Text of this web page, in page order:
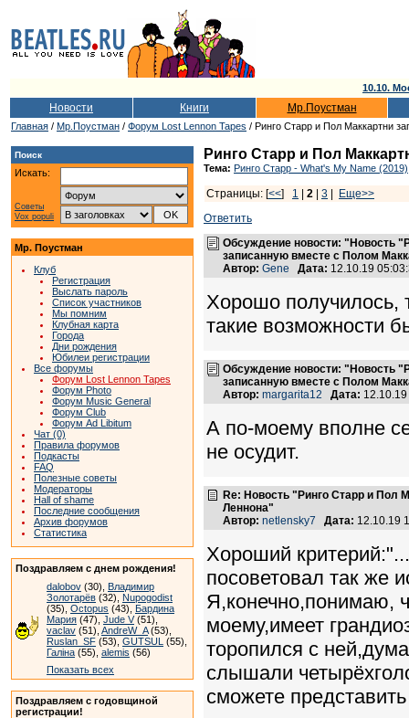
10.10.
Новости Книги Мр.Поустман
Главная / Мр.Поустман / Форум Lost Lennon Tapes / Ринго Старр и Пол Маккартни
Поиск
Искать:
Советы
Vox populi
Мр. Поустман
Клуб
Регистрация
Выслать пароль
Список участников
Мы помним
Клубная карта
Города
Дни рождения
Юбилеи регистрации
Все форумы
Форум Lost Lennon Tapes
Форум Photo
Форум Music General
Форум Club
Форум Ad Libitum
Чат (0)
Правила форумов
Подкасты
FAQ
Полезные советы
Модераторы
Hall of shame
Последние сообщения
Архив форумов
Статистика
Поздравляем с днем рождения!
dalobov (30), Владимир
Золотарёв (32), Nupogodist
(35), Octopus (43), Бардина
Мария (47), Jude V(51),
vaclav (51), AndreW_A(53),
Ruslan_SF (53), GUTSUL (55),
Галіна (55), alemis (56)
Показать всех
Поздравляем с годовщиной
регистрации!
Ринго Старр и Пол
Тема: Ринго Старр - What's My Name (2019)
Страницы: [<<] 1 2 3
Еще>>
Ответить
Обсуждение новости: "Новость
записанную вместе с Полом
Автор: Gene Дата: 12.10.19
Хорошо получилось,
такие возможности
Обсуждение новости: "Новость
записанную вместе с Полом
Автор: margarita12 Дата:
А по-моему вполне
не осудит.
Re: Новость "Ринго Старр и Пол
Леннона"
Автор: netlensky7 Дата: 12.10.19
Хороший
посоветовал так же
Я,конечно,понимаю,
моему,имеет
торопился с
слышали
сможете